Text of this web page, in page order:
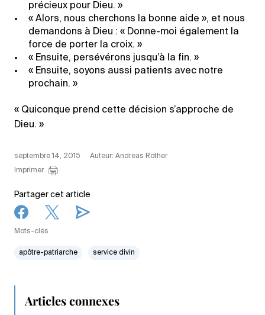
précieux pour Dieu. »
« Alors, nous cherchons la bonne aide », et nous
demandons à Dieu : « Donne-moi également la
force de porter la croix. »
« Ensuite, persévérons jusqu’à la fin. »
« Ensuite, soyons aussi patients avec notre
prochain. »
« Quiconque prend cette décision s’approche de
Dieu. »
septembre 14, 2015
Auteur: Andreas Rother
Imprimer
Partager cet article
Mots-clés
apôtre-patriarche service divin
Articles connexes